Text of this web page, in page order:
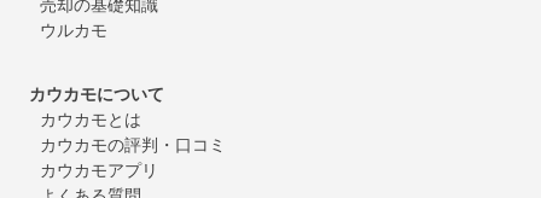
売却の基礎知識
ウルカモ
カウカモについて
カウカモとは
カウカモの評判・口コミ
カウカモアプリ